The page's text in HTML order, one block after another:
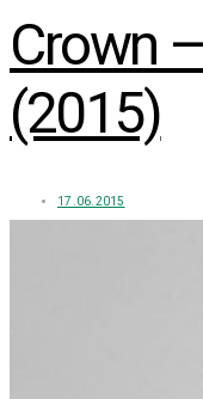
Crown
(2015)
17.06.2015